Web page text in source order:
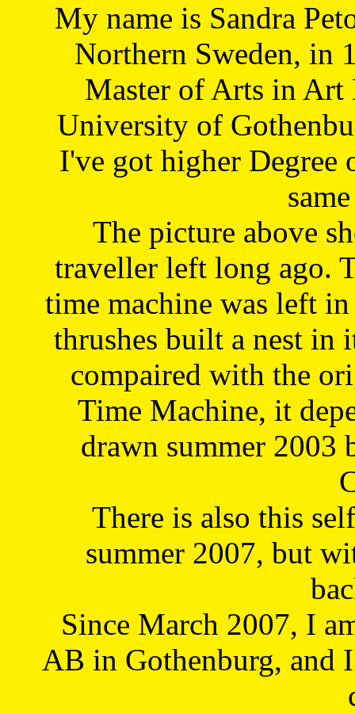
My name is Sandra
Northern Sweden, in
Master of Arts in Art
University of
I've got higher Degree
The picture above
traveller left long ago.
time machine was left
thrushes built a nest in
compaired with the
Time Machine, it
drawn summer 2003
There is also this
summer 2007, but
Since March 2007, I
AB in Gothenburg, and